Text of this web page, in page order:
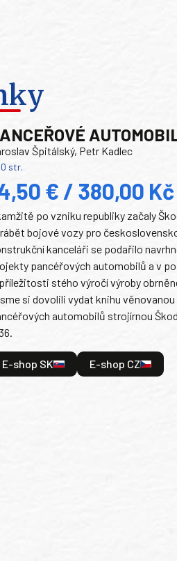
Špitálský, Petr Kadlec
str.
€ / 380,00 Kč
po vzniku republiky začaly
bojové vozy pro
kanceláři se podařilo
pancéřových automobilů a v
stého výročí výroby
si dovolili vydat knihu
automobilů strojírnou
E-shop SK E-shop CZ